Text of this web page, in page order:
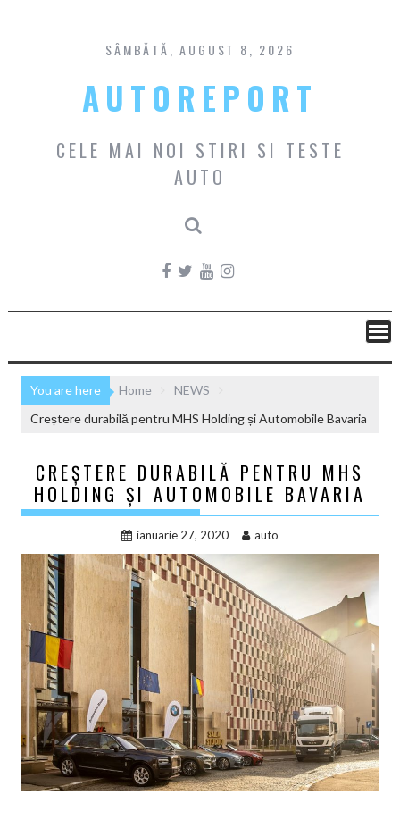
content
SÂMBĂTĂ, AUGUST 8, 2026
AUTOREPORT
CELE MAI NOI STIRI SI TESTE
AUTO
You are here Home
NEWS
Creștere durabilă pentru MHS Holding și Automobile Bavaria
CREȘTERE DURABILĂ PENTRU MHS
HOLDING ȘI AUTOMOBILE BAVARIA
ianuarie 27, 2020 auto